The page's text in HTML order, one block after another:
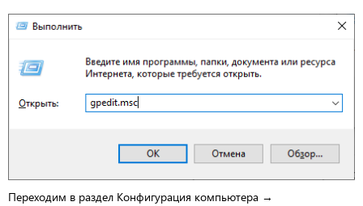
Переходим в раздел Конфигурация компьютера →